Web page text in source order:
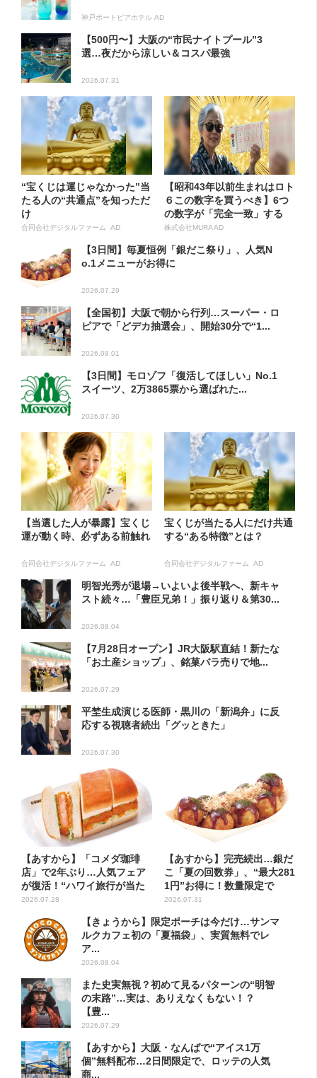
神戸ポートピアホテル AD
【500円〜】大阪の“市民ナイトプール”3
選…夜だから涼しい＆コスパ最強
2026.07.31
“宝くじは運じゃなかった”当
たる人の“共通点”を知っただ
け
合同会社デジタルファーム AD
【昭和43年以前生まれはロト
６この数字を買うべき】6つ
の数字が「完全一致」する
方...
株式会社MURA AD
【3日間】毎夏恒例「銀だこ祭り」、人気N
o.1メニューがお得に
2026.07.29
【全国初】大阪で朝から行列…スーパー・ロ
ピアで「どデカ抽選会」、開始30分で“1...
2026.08.01
【3日間】モロゾフ「復活してほしい」No.1
スイーツ、2万3865票から選ばれた...
2026.07.30
【当選した人が暴露】宝くじ
運が動く時、必ずある前触れ
合同会社デジタルファーム AD
宝くじが当たる人にだけ共通
する“ある特徴”とは？
合同会社デジタルファーム AD
明智光秀が退場→いよいよ後半戦へ、新キャ
スト続々…「豊臣兄弟！」振り返り＆第30...
2026.08.04
【7月28日オープン】JR大阪駅直結！新たな
「お土産ショップ」、銘菓バラ売りで地...
2026.07.29
平埜生成演じる医師・黒川の「新潟弁」に反
応する視聴者続出「グッときた」
2026.07.30
【あすから】「コメダ珈琲
店」で2年ぶり…人気フェア
が復活！“ハワイ旅行が当た
る”...
2026.07.28
【あすから】完売続出…銀だ
こ「夏の回数券」、“最大281
1円”お得に！数量限定で
2026.07.31
【きょうから】限定ポーチは今だけ…サンマ
ルクカフェ初の「夏福袋」、実質無料でレ
ア...
2026.08.04
また史実無視？初めて見るパターンの“明智
の末路”…実は、ありえなくもない！？
【豊...
2026.07.29
【あすから】大阪・なんばで“アイス1万
個”無料配布…2日間限定で、ロッテの人気
商...